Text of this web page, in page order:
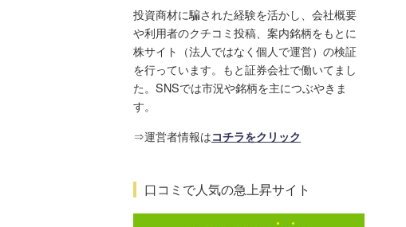
投資商材に騙された経験を活かし、会社概要
や利用者のクチコミ投稿、案内銘柄をもとに
株サイト（法人ではなく個人で運営）の検証
を行っています。もと証券会社で働いてまし
た。SNSでは市況や銘柄を主につぶやきま
す。
⇒運営者情報はコチラをクリック
口コミで人気の急上昇サイト